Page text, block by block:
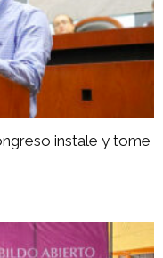
instale y tome